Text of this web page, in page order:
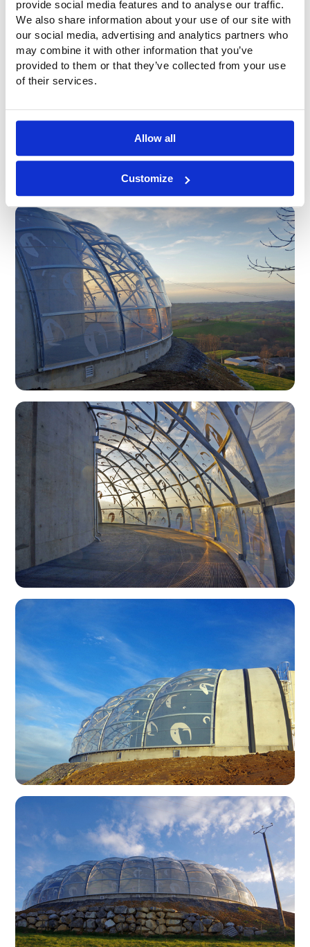
provide social media features and to analyse our traffic.
We also share information about your use of our site with
our social media, advertising and analytics partners who
may combine it with other information that you’ve
provided to them or that they’ve collected from your use
of their services.
Allow all
Customize